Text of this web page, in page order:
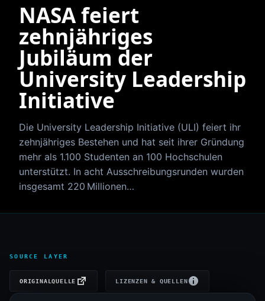
NASA feiert
zehnjähriges
Jubiläum der
University Leadership
Initiative
Die University Leadership Initiative (ULI) feiert ihr
zehnjähriges Bestehen und hat seit ihrer Gründung
mehr als 1.100 Studenten an 100 Hochschulen
unterstützt. In acht Ausschreibungsrunden wurden
insgesamt 220 Millionen…
SOURCE LAYER
ORIGINALQUELLE LIZENZEN & QUELLEN